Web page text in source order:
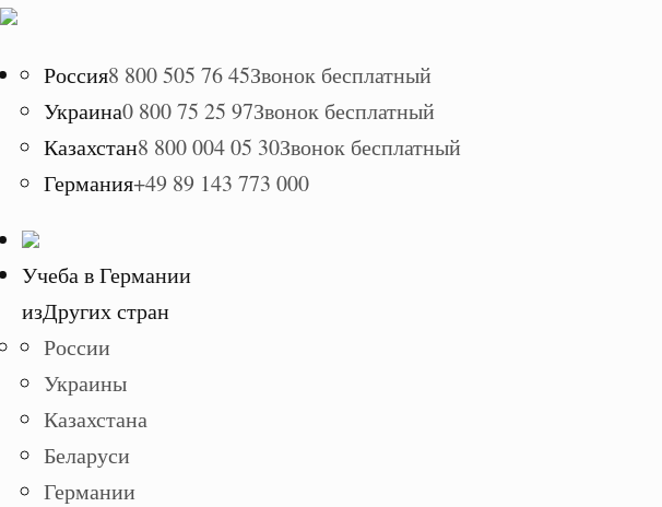
Россия8 800 505 76 45Звонок бесплатный
Украина0 800 75 25 97Звонок бесплатный
Казахстан8 800 004 05 30Звонок бесплатный
Германия+49 89 143 773 000
Учеба в Германии
изДругих стран
России
Украины
Казахстана
Беларуси
Германии